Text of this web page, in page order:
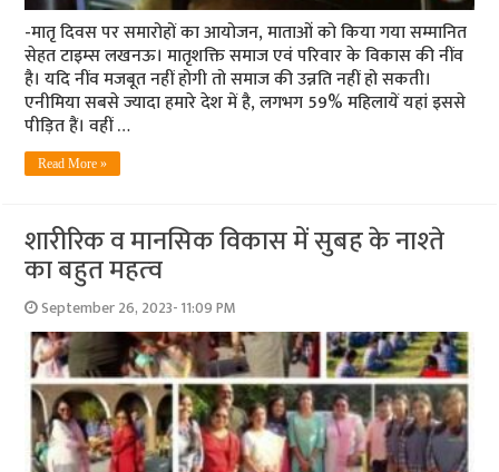
-मातृ दिवस पर समारोहों का आयोजन, माताओं को किया गया सम्मानित
सेहत टाइम्स लखनऊ। मातृशक्ति समाज एवं परिवार के विकास की नींव
है। यदि नींव मजबूत नहीं होगी तो समाज की उन्नति नहीं हो सकती।
एनीमिया सबसे ज्यादा हमारे देश में है, लगभग 59% महिलायें यहां इससे
पीड़ित हैं। वहीं …
Read More »
शारीरिक व मानसिक विकास में सुबह के नाश्‍ते
का बहुत महत्‍व
September 26, 2023- 11:09 PM